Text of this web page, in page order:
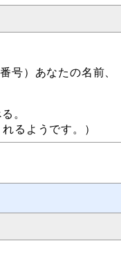
）あなたの名前、
。
るようです。）